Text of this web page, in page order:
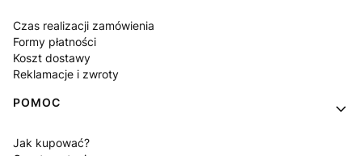
Czas realizacji zamówienia
Formy płatności
Koszt dostawy
Reklamacje i zwroty
POMOC
Jak kupować?